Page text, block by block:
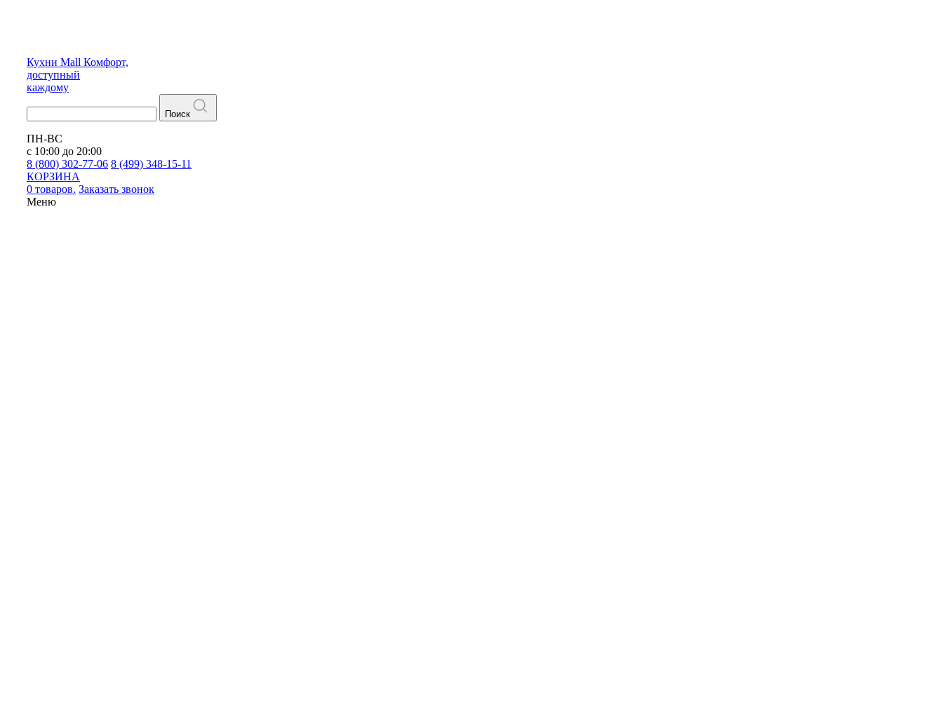
Кухни Mall Комфорт,
доступный
каждому
Поиск
ПН-ВС
с 10:00 до 20:00
8 (800) 302-77-06 8 (499) 348-15-11
КОРЗИНА
0 товаров. Заказать звонок
Меню